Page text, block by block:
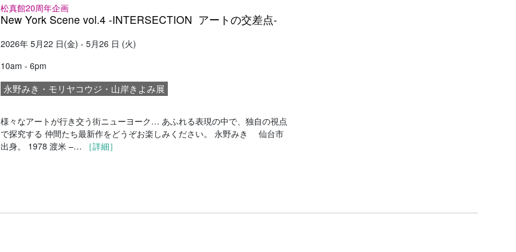
松真館20周年企画
New York Scene vol.4 -INTERSECTION アートの交差点-
2026年 5月22 日(金) - 5月26 日 (火)
10am - 6pm
永野みき・モリヤコウジ・山岸きよみ展
様々なアートが行き交う街ニューヨーク… あふれる表現の中で、独自の視点
で探究する 仲間たち最新作をどうぞお楽しみください。 永野みき 仙台市
出身。 1978 渡米 –…
［詳細］